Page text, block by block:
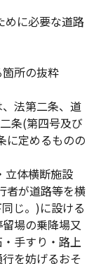
に必要な道路
所の抜粋
法第二条、道
条(第四号及び
に定めるものの
体横断施設
者が道路等を横
じ。)に設ける
場の乗降場又
手すり・路上
を妨げるおそ